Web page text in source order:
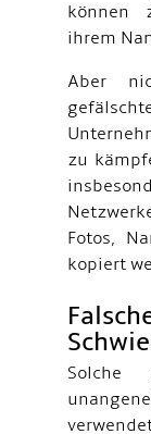
können
ihrem
Aber
zu
Fotos,
kopiert
Solche